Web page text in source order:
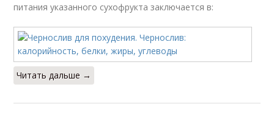
питания указанного сухофрукта заключается в:
Читать дальше →